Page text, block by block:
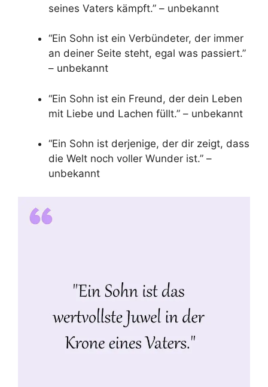
seines Vaters kämpft.” – unbekannt
“Ein Sohn ist ein Verbündeter, der immer
an deiner Seite steht, egal was passiert.”
– unbekannt
“Ein Sohn ist ein Freund, der dein Leben
mit Liebe und Lachen füllt.” – unbekannt
“Ein Sohn ist derjenige, der dir zeigt, dass
die Welt noch voller Wunder ist.” –
unbekannt